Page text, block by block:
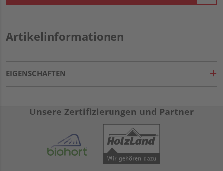
Artikelinformationen
EIGENSCHAFTEN
Unsere Zertifizierungen und Partner